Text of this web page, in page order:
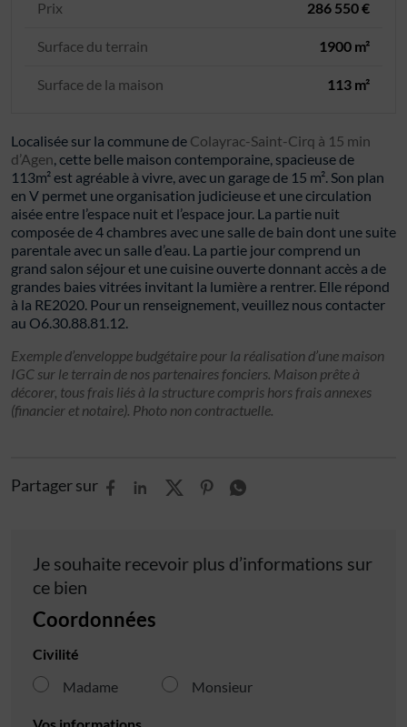
Prix 286 550 €
Surface du terrain 1900 m²
Surface de la maison 113 m²
Localisée sur la commune de Colayrac-Saint-Cirq à 15 min
d’Agen, cette belle maison contemporaine, spacieuse de
113m² est agréable à vivre, avec un garage de 15 m². Son plan
en V permet une organisation judicieuse et une circulation
aisée entre l’espace nuit et l’espace jour. La partie nuit
composée de 4 chambres avec une salle de bain dont une suite
parentale avec un salle d’eau. La partie jour comprend un
grand salon séjour et une cuisine ouverte donnant accès a de
grandes baies vitrées invitant la lumière a rentrer. Elle répond
à la RE2020. Pour un renseignement, veuillez nous contacter
au O6.30.88.81.12.
Exemple d’enveloppe budgétaire pour la réalisation d’une maison
IGC sur le terrain de nos partenaires fonciers. Maison prête à
décorer, tous frais liés à la structure compris hors frais annexes
(financier et notaire). Photo non contractuelle.
Partager sur
Je souhaite recevoir plus d’informations sur
ce bien
Coordonnées
Civilité
Madame
Monsieur